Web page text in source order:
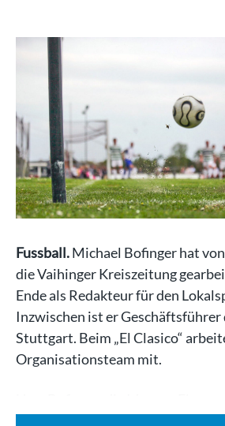
Fussball.Michael Bofinger hat
die Vaihinger Kreiszeitung
Ende als Redakteur für den
Inzwischen ist er
Stuttgart. Beim „El Clasico“
Organisationsteam mit.